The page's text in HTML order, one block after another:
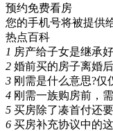
预约免费看房
您的手机号将被提供
热点百科
1 房产给子女是继承
2 婚前买的房子离婚
3 刚需是什么意思?仅
4 刚需一族购房前，
5 买房除了凑首付还
6 买房补充协议中的